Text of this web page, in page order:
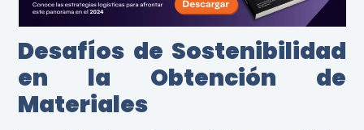
Desafíos de Sostenibilidad
en la Obtención de
Materiales